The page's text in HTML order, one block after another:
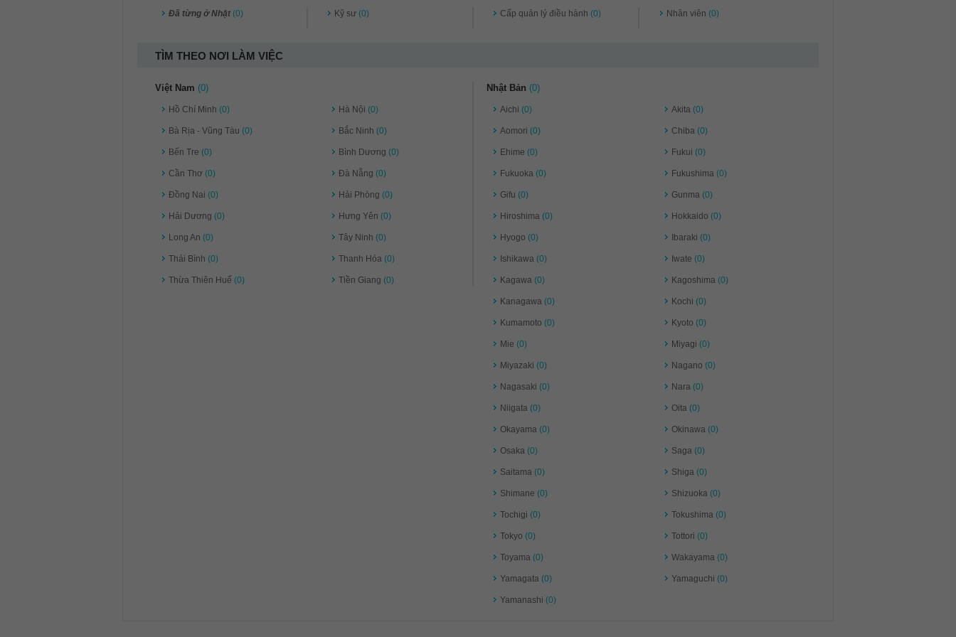
Đã từng ở Nhật (0) Kỹ sư(0) Cấp quản lý điều hành(0) Nhân viên (0)
TÌM THEO NƠI LÀM VIỆC
Việt Nam (0)
Hồ Chí Minh (0)
Bà Rịa - Vũng Tàu (0)
Bến Tre (0)
Cần Thơ (0)
Đồng Nai (0)
Hải Dương (0)
Long An (0)
Thái Bình (0)
Thừa Thiên Huế (0)
Hà Nội(0)
Bắc Ninh(0)
Bình Dương(0)
Đà Nẵng(0)
Hải Phòng(0)
Hưng Yên(0)
Tây Ninh(0)
Thanh Hóa(0)
Tiền Giang(0)
Nhật Bản (0)
Aichi(0)
Aomori(0)
Ehime(0)
Fukuoka(0)
Gifu(0)
Hiroshima(0)
Hyogo(0)
Ishikawa(0)
Kagawa(0)
Kanagawa(0)
Kumamoto(0)
Mie(0)
Miyazaki(0)
Nagasaki(0)
Niigata(0)
Okayama(0)
Osaka(0)
Saitama(0)
Shimane(0)
Tochigi(0)
Tokyo(0)
Toyama(0)
Yamagata(0)
Yamanashi(0)
Akita (0)
Chiba (0)
Fukui (0)
Fukushima (0)
Gunma (0)
Hokkaido (0)
Ibaraki (0)
Iwate (0)
Kagoshima (0)
Kochi (0)
Kyoto (0)
Miyagi (0)
Nagano (0)
Nara (0)
Oita (0)
Okinawa (0)
Saga (0)
Shiga (0)
Shizuoka (0)
Tokushima (0)
Tottori (0)
Wakayama (0)
Yamaguchi (0)